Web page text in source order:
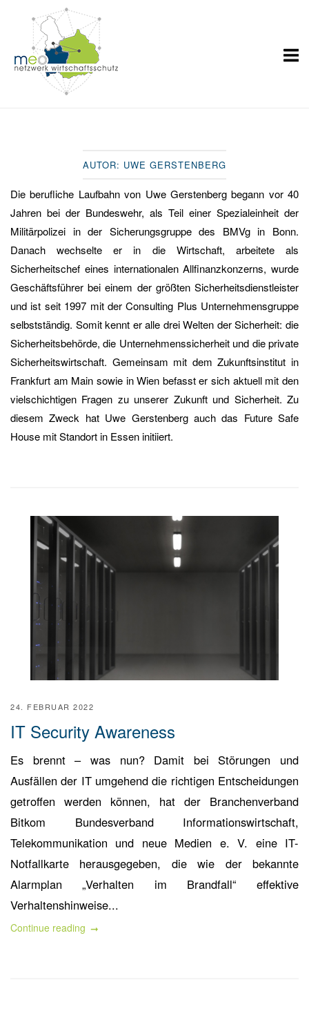
content
Home
AUTOR: UWE GERSTENBERG
Die berufliche Laufbahn von Uwe Gerstenberg begann vor 40
Jahren bei der Bundeswehr, als Teil einer Spezialeinheit der
Militärpolizei in der Sicherungsgruppe des BMVg in Bonn.
Danach wechselte er in die Wirtschaft, arbeitete als
Sicherheitschef eines internationalen Allfinanzkonzerns, wurde
Geschäftsführer bei einem der größten Sicherheitsdienstleister
und ist seit 1997 mit der Consulting Plus Unternehmensgruppe
selbstständig. Somit kennt er alle drei Welten der Sicherheit: die
Sicherheitsbehörde, die Unternehmenssicherheit und die private
Sicherheitswirtschaft. Gemeinsam mit dem Zukunftsinstitut in
Frankfurt am Main sowie in Wien befasst er sich aktuell mit den
vielschichtigen Fragen zu unserer Zukunft und Sicherheit. Zu
diesem Zweck hat Uwe Gerstenberg auch das Future Safe
House mit Standort in Essen initiiert.
24. FEBRUAR 2022
IT Security Awareness
Es brennt – was nun? Damit bei Störungen und
Ausfällen der IT umgehend die richtigen Entscheidungen
getroffen werden können, hat der Branchenverband
Bitkom Bundesverband Informationswirtschaft,
Telekommunikation und neue Medien e. V. eine IT-
Notfallkarte herausgegeben, die wie der bekannte
Alarmplan „Verhalten im Brandfall“ effektive
Verhaltenshinweise...
Continue reading